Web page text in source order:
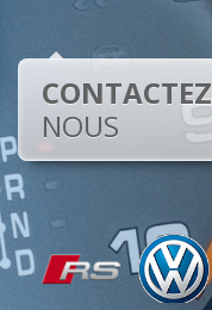
CONTACTEZ
NOUS